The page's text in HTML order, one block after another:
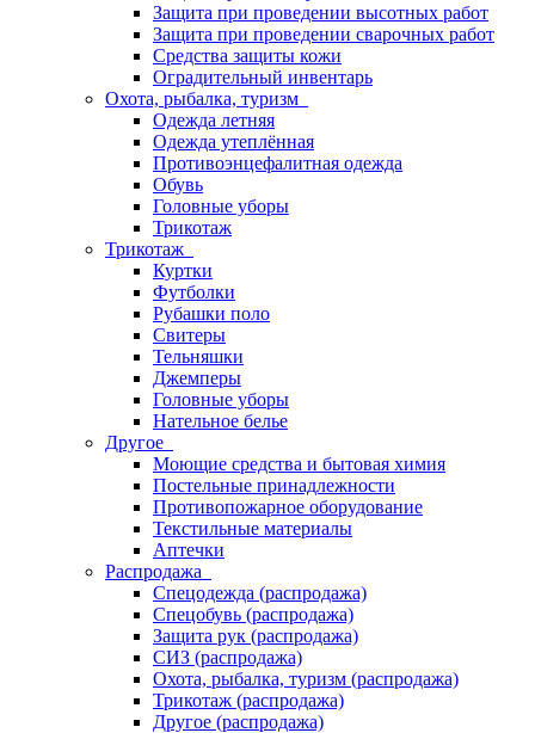
Защита при проведении высотных работ
Защита при проведении сварочных работ
Средства защиты кожи
Оградительный инвентарь
Охота, рыбалка, туризм
Одежда летняя
Одежда утеплённая
Противоэнцефалитная одежда
Обувь
Головные уборы
Трикотаж
Трикотаж
Куртки
Футболки
Рубашки поло
Свитеры
Тельняшки
Джемперы
Головные уборы
Нательное белье
Другое
Моющие средства и бытовая химия
Постельные принадлежности
Противопожарное оборудование
Текстильные материалы
Аптечки
Распродажа
Спецодежда (распродажа)
Спецобувь (распродажа)
Защита рук (распродажа)
СИЗ (распродажа)
Охота, рыбалка, туризм (распродажа)
Трикотаж (распродажа)
Другое (распродажа)